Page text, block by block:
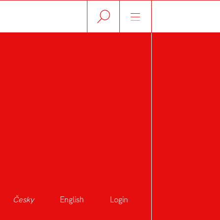
Česky English Login